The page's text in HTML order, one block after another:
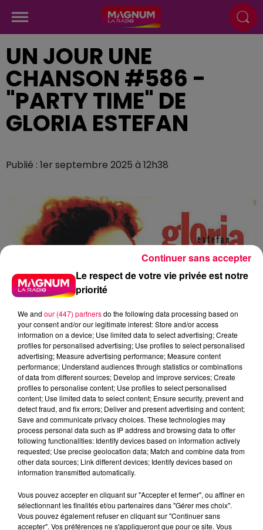
UN JOUR UNE
CHANSON #586 -
"PARTY TIME" DE
GLORIA ESTEFAN
Publié : 1er septembre 2025 à 12h38
podcasts/2025/09/UJUC.mp3
Le respect de votre vie privée est notre
priorité
We and our (447) partnersdo the following data processing based on
your consent and/or our legitimate interest: Store and/or access
information on a device; Use limited data to select advertising; Create
profiles for personalised advertising; Use profiles to select personalised
advertising; Measure advertising performance; Measure content
performance; Understand audiences through statistics or combinations
of data from different sources; Develop and improve services; Create
profiles to personalise content; Use profiles to select personalised
content; Use limited data to select content; Ensure security, prevent and
detect fraud, and fix errors; Deliver and present advertising and content;
Save and communicate privacy choices. These technologies may
process personal data such as IP address and browsing data to offer
following functionalities: Identify devices based on information actively
requested; Use precise geolocation data; Match and combine data from
other data sources; Link different devices; Identify devices based on
information transmitted automatically.
Vous pouvez accepter en cliquant sur "Accepter et fermer", ou affiner en
sélectionnant les finalités et/ou partenaires dans "Gérer mes choix".
Vous pouvez également refuser en cliquant sur "Continuer sans
accepter". Vos préférences ne s'appliqueront que pour ce site. Vous
Continuer sans accepter